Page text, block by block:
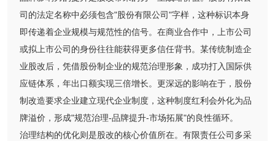
司的法定名称中必须包含"股份有限公司"字样，这种标识本身
即传递着企业规模与规范性的信号。在商业合作中，上市公司
或拟上市公司的身份往往能获得更多信任背书。某传统制造企
业股改后，凭借股份制企业的规范治理形象，成功打入国际供
应链体系，年出口额实现三倍增长。更深远的影响在于，股份
制改造要求企业建立现代企业制度，这种制度红利会外化为品
牌溢价，形成"规范治理-品牌提升-市场拓展"的良性循环。
治理结构的优化则是股改的核心价值所在。有限责任公司多采